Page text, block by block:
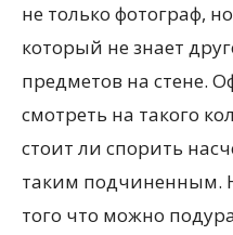
не только фотограф,
который не знает
предметов на стене.
смотреть на такого
стоит ли спорить
таким подчиненным.
того что можно